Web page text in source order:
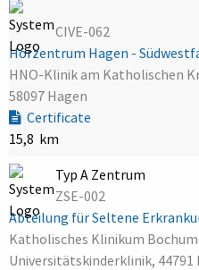
CIVE-062
Hörzentrum Hagen -
HNO-Klinik am Katholischen
58097 Hagen
Certificate
15,8 km
Typ A Zentrum
ZSE-002
Abteilung für Seltene
Katholisches Klinikum
Universitätskinderklinik, 44791